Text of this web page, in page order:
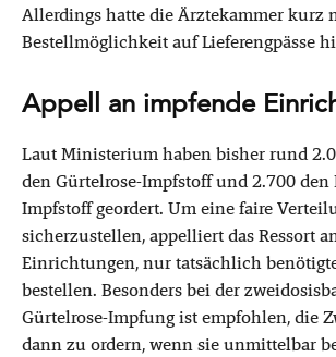
Allerdings hatte die Ärztekammer kurz
Bestellmöglichkeit auf Lieferengpässe
Appell an impfende
Laut Ministerium haben bisher rund
den Gürtelrose-Impfstoff und 2.700
Impfstoff geordert. Um eine faire
sicherzustellen, appelliert das Ressort
Einrichtungen, nur tatsächlich
bestellen. Besonders bei der
Gürtelrose-Impfung ist empfohlen, die
dann zu ordern, wenn sie unmittelbar